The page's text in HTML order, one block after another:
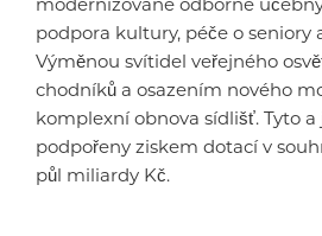
podpora kultury, péče o seniory
Výměnou svítidel veřejného
chodníků a osazením nového
komplexní obnova sídlišť. Tyto
podpořeny ziskem dotací v
půl miliardy Kč.